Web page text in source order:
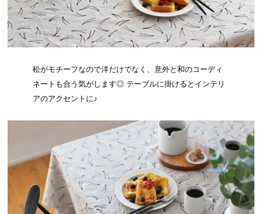
松がモチーフなので洋だけでなく、意外と和のコーディ
ネートも合う気がします◎ テーブルに掛けるとインテリ
アのアクセントに♪